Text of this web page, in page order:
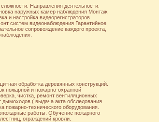
Направления деятельности:
наружных камер наблюдения Монтаж
и настройка видеорегистраторов
систем видеонаблюдения Гарантийное
сопровождение каждого проекта,
обработка деревянных конструкций.
пожарной и пожарно-охранной
чистка, ремонт вентиляционных
дымоходов ( выдача акта обследования
пожарно-технического оборудования.
работы. Обучение пожарного
ограждений кровли.